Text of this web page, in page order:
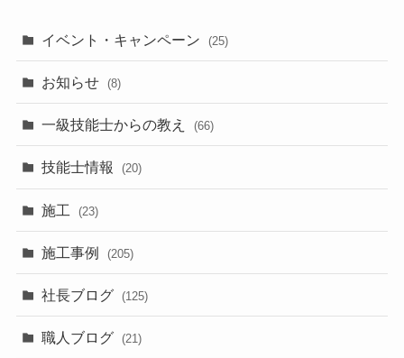
イベント・キャンペーン (25)
お知らせ (8)
一級技能士からの教え (66)
技能士情報 (20)
施工 (23)
施工事例 (205)
社長ブログ (125)
職人ブログ (21)